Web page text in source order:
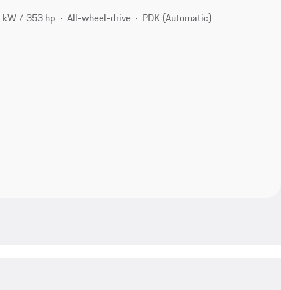
kW / 353 hp All-wheel-drive
PDK (Automatic)